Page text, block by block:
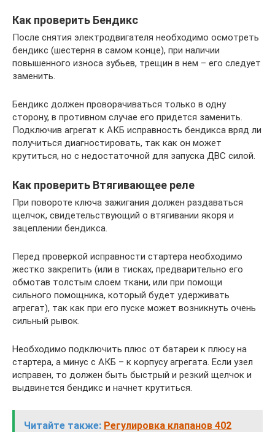
Как проверить Бендикс
После снятия электродвигателя необходимо осмотреть
бендикс (шестерня в самом конце), при наличии
повышенного износа зубьев, трещин в нем – его следует
заменить.
Бендикс должен проворачиваться только в одну
сторону, в противном случае его придется заменить.
Подключив агрегат к АКБ исправность бендикса вряд ли
получиться диагностировать, так как он может
крутиться, но с недостаточной для запуска ДВС силой.
Как проверить Втягивающее реле
При повороте ключа зажигания должен раздаваться
щелчок, свидетельствующий о втягивании якоря и
зацеплении бендикса.
Перед проверкой исправности стартера необходимо
жестко закрепить (или в тисках, предварительно его
обмотав толстым слоем ткани, или при помощи
сильного помощника, который будет удерживать
агрегат), так как при его пуске может возникнуть очень
сильный рывок.
Необходимо подключить плюс от батареи к плюсу на
стартера, а минус с АКБ – к корпусу агрегата. Если узел
исправен, то должен быть быстрый и резкий щелчок и
выдвинется бендикс и начнет крутиться.
Читайте также: Регулировка клапанов 402